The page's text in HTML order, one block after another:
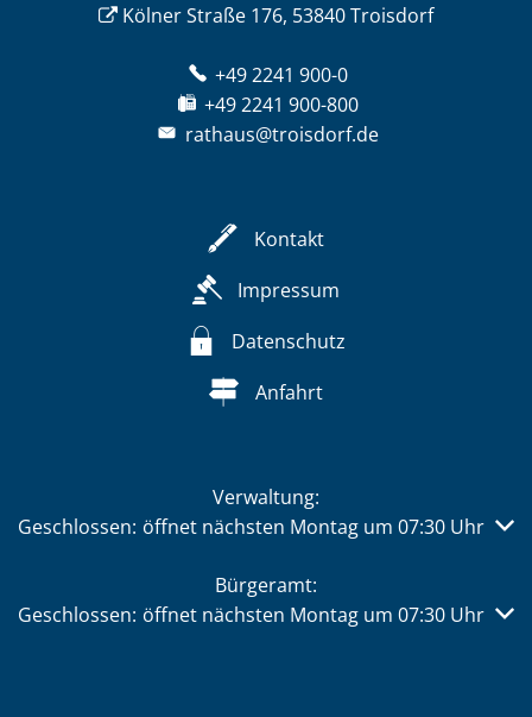
Kölner Straße 176, 53840 Troisdorf
+49 2241 900-0
+49 2241 900-800
rathaus@troisdorf.de
Kontakt
Impressum
Datenschutz
Anfahrt
Verwaltung:
Klicken, um weitere Öffnungs- oder Schließzeiten
Geschlossen: öffnet nächsten Montag um 07:30 Uhr
Bürgeramt:
Klicken, um weitere Öffnungs- oder Schließzeiten
Geschlossen: öffnet nächsten Montag um 07:30 Uhr